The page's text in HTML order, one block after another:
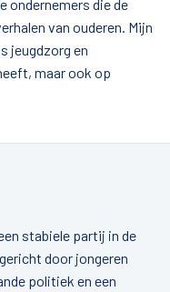
ondernemers die de
van ouderen. Mijn
jeugdzorg en
maar ook op
stabiele partij in de
door jongeren
politiek en een